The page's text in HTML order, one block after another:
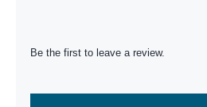
Be the first to leave a review.